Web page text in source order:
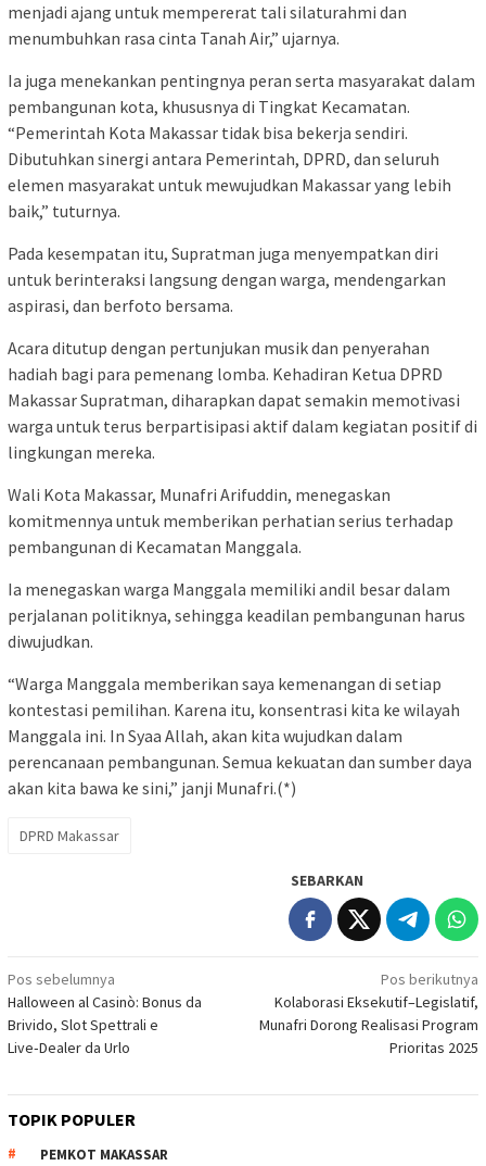
menjadi ajang untuk mempererat tali silaturahmi dan
menumbuhkan rasa cinta Tanah Air,” ujarnya.
Ia juga menekankan pentingnya peran serta masyarakat dalam
pembangunan kota, khususnya di Tingkat Kecamatan.
“Pemerintah Kota Makassar tidak bisa bekerja sendiri.
Dibutuhkan sinergi antara Pemerintah, DPRD, dan seluruh
elemen masyarakat untuk mewujudkan Makassar yang lebih
baik,” tuturnya.
Pada kesempatan itu, Supratman juga menyempatkan diri
untuk berinteraksi langsung dengan warga, mendengarkan
aspirasi, dan berfoto bersama.
Acara ditutup dengan pertunjukan musik dan penyerahan
hadiah bagi para pemenang lomba. Kehadiran Ketua DPRD
Makassar Supratman, diharapkan dapat semakin memotivasi
warga untuk terus berpartisipasi aktif dalam kegiatan positif di
lingkungan mereka.
Wali Kota Makassar, Munafri Arifuddin, menegaskan
komitmennya untuk memberikan perhatian serius terhadap
pembangunan di Kecamatan Manggala.
Ia menegaskan warga Manggala memiliki andil besar dalam
perjalanan politiknya, sehingga keadilan pembangunan harus
diwujudkan.
“Warga Manggala memberikan saya kemenangan di setiap
kontestasi pemilihan. Karena itu, konsentrasi kita ke wilayah
Manggala ini. In Syaa Allah, akan kita wujudkan dalam
perencanaan pembangunan. Semua kekuatan dan sumber daya
akan kita bawa ke sini,” janji Munafri.(*)
DPRD Makassar
SEBARKAN
Navigasi
pos
Pos sebelumnya
Halloween al Casinò: Bonus da
Brivido, Slot Spettrali e
Live‑Dealer da Urlo
Pos berikutnya
Kolaborasi Eksekutif–Legislatif,
Munafri Dorong Realisasi Program
Prioritas 2025
TOPIK POPULER
PEMKOT MAKASSAR